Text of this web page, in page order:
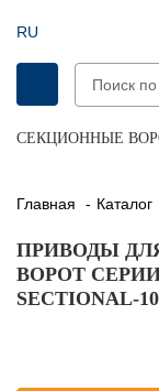
RU
СЕКЦИОННЫЕ
Главная Каталог
ПРИВОДЫ
ВОРОТ СЕРИИ
SECTIONAL-